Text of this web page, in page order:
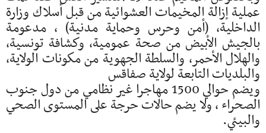
عملية إزالة المخيمات العشوائية من قبل أسلاك وزارة
الداخلية، (أمن وحرس وحماية مدنية) ، مدعومة
بالجيش الأبيض من صحة عمومية، وكشافة تونسية،
والهلال الأحمر، والسلطة الجهوية من مكونات الولاية،
والبلديات التابعة لولاية صفاقس
ويضم حوالي 1500 مهاجرا غير نظامي من دول جنوب
الصحراء ، ولا يضم حالات حرجة على المستوى الصحي
والبيئي.